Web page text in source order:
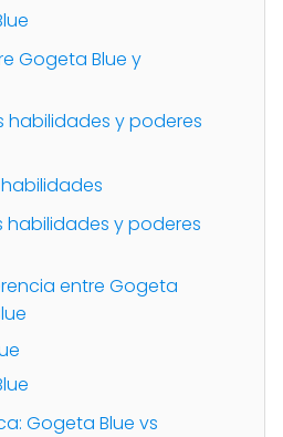
Gogeta Blue y
habilidades y poderes
habilidades y poderes
entre Gogeta
Gogeta Blue vs